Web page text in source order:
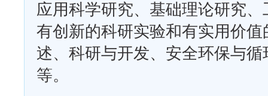
应用科学研究、基础理论研究
有创新的科研实验和有实用价
述、科研与开发、安全环保与
等。